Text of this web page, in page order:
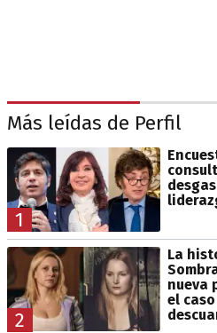
Más leídas de Perfil
1
2
La
nueva
el